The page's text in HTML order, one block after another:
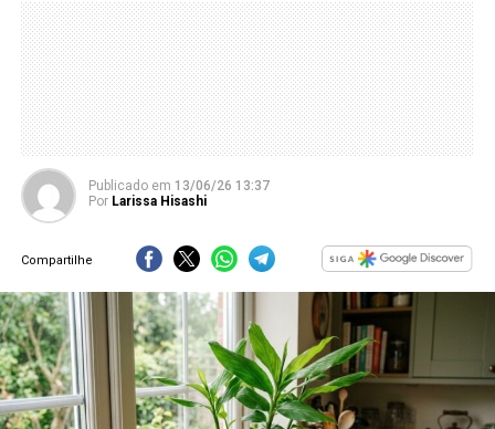
Publicado em 13/06/26 13:37
Por Larissa Hisashi
Compartilhe